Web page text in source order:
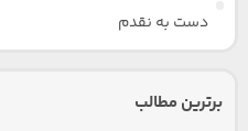
دست به نقدم
برترین مطالب